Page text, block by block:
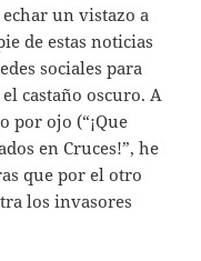
un vistazo a
de estas noticias
sociales para
castaño oscuro. A
por ojo (“¡Que
en Cruces!”, he
que por el otro
los invasores